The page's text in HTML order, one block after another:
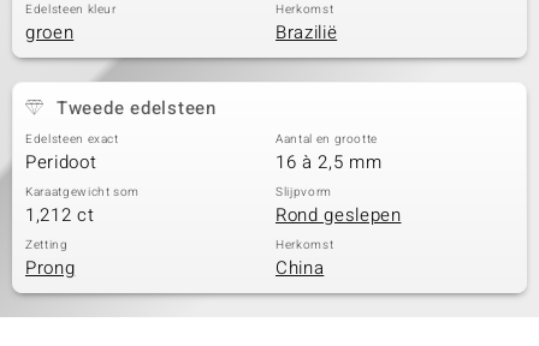
Edelsteen kleur
groen
Herkomst
Brazilië
Tweede edelsteen
Edelsteen exact
Peridoot
Aantal en grootte
16 à 2,5 mm
Karaatgewicht som
1,212 ct
Slijpvorm
Rond geslepen
Zetting
Prong
Herkomst
China